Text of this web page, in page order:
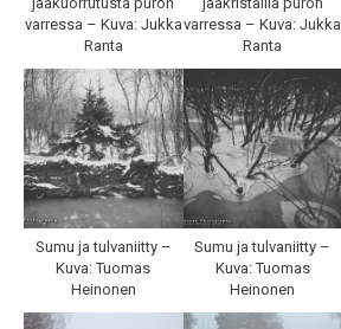
varressa – Kuva: Jukka
Ranta
varressa – Kuva: Jukka
Ranta
Sumu ja tulvaniitty –
Kuva: Tuomas
Heinonen
Sumu ja tulvaniitty –
Kuva: Tuomas
Heinonen